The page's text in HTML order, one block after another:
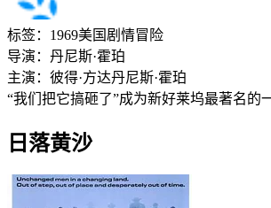
标签： 1969美国 剧情冒险
导演： 丹尼斯·霍珀
主演： 彼得·方达丹尼斯·霍珀
“我们把它搞砸了”成为新好莱坞最著名的
日落黄沙